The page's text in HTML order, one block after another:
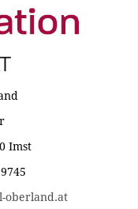
Imst
oberland.at